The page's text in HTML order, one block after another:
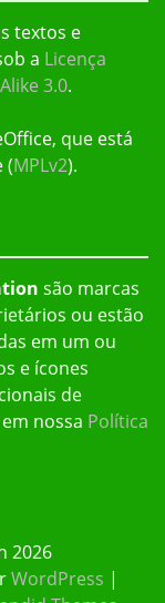
textos e
a Licença
3.0.
que está
(MPLv2).
são marcas
ou estão
em um ou
e ícones
de
nossa Política
2026
WordPress |